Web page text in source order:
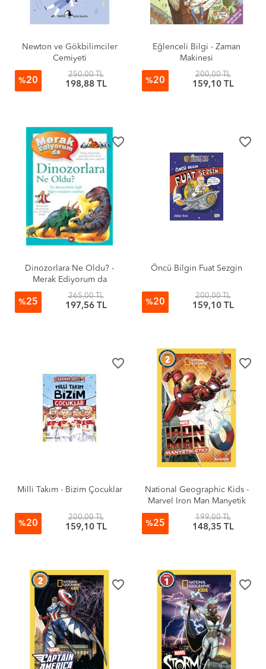
Newton ve Gökbilimciler
Cemiyeti
%20
250,00 TL
198,88 TL
Eğlenceli Bilgi - Zaman
Makinesi
%20
200,00 TL
159,10 TL
favorite_border
Dinozorlara Ne Oldu? -
Merak Ediyorum da
%25
265,00 TL
197,56 TL
favorite_border
Öncü Bilgin Fuat Sezgin
%20
200,00 TL
159,10 TL
favorite_border
Milli Takım - Bizim Çocuklar
%20
200,00 TL
159,10 TL
favorite_border
National Geographic Kids -
Marvel Iron Man Manyetik
Etki!
%25
199,00 TL
148,35 TL
favorite_border favorite_border